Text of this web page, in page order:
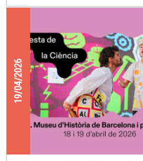
19/04/2026